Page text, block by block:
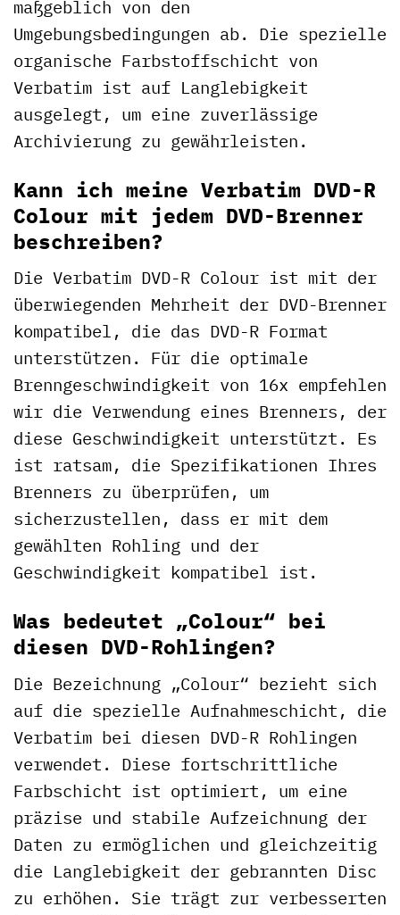
maßgeblich von den
Umgebungsbedingungen ab. Die spezielle
organische Farbstoffschicht von
Verbatim ist auf Langlebigkeit
ausgelegt, um eine zuverlässige
Archivierung zu gewährleisten.
Kann ich meine Verbatim DVD-R
Colour mit jedem DVD-Brenner
beschreiben?
Die Verbatim DVD-R Colour ist mit der
überwiegenden Mehrheit der DVD-Brenner
kompatibel, die das DVD-R Format
unterstützen. Für die optimale
Brenngeschwindigkeit von 16x empfehlen
wir die Verwendung eines Brenners, der
diese Geschwindigkeit unterstützt. Es
ist ratsam, die Spezifikationen Ihres
Brenners zu überprüfen, um
sicherzustellen, dass er mit dem
gewählten Rohling und der
Geschwindigkeit kompatibel ist.
Was bedeutet „Colour“ bei
diesen DVD-Rohlingen?
Die Bezeichnung „Colour“ bezieht sich
auf die spezielle Aufnahmeschicht, die
Verbatim bei diesen DVD-R Rohlingen
verwendet. Diese fortschrittliche
Farbschicht ist optimiert, um eine
präzise und stabile Aufzeichnung der
Daten zu ermöglichen und gleichzeitig
die Langlebigkeit der gebrannten Disc
zu erhöhen. Sie trägt zur verbesserten